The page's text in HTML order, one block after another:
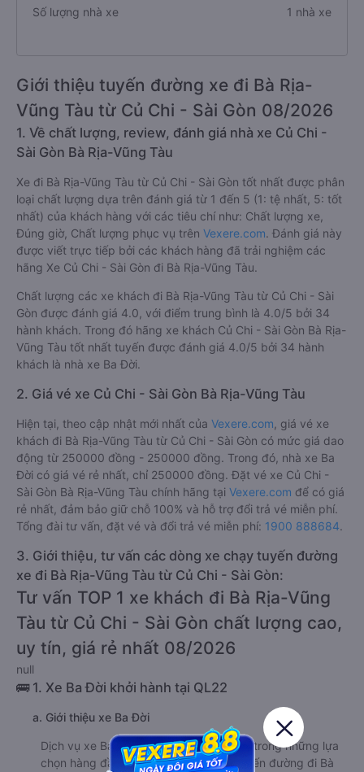
Số lượng nhà xe 1 nhà xe
Giới thiệu tuyến đường xe đi Bà Rịa-
Vũng Tàu từ Củ Chi - Sài Gòn 08/2026
1. Về chất lượng, review, đánh giá nhà xe Củ Chi -
Sài Gòn Bà Rịa-Vũng Tàu
Xe đi Bà Rịa-Vũng Tàu từ Củ Chi - Sài Gòn tốt nhất được phân
loại chất lượng dựa trên đánh giá từ 1 đến 5 (1: tệ nhất, 5: tốt
nhất) của khách hàng với các tiêu chí như: Chất lượng xe,
Đúng giờ, Chất lượng phục vụ trên Vexere.com. Đánh giá này
được viết trực tiếp bởi các khách hàng đã trải nghiệm các
hãng Xe Củ Chi - Sài Gòn đi Bà Rịa-Vũng Tàu.
Chất lượng các xe khách đi Bà Rịa-Vũng Tàu từ Củ Chi - Sài
Gòn được đánh giá 4.0, với điểm trung bình là 4.0/5 bởi 34
hành khách. Trong đó hãng xe khách Củ Chi - Sài Gòn Bà Rịa-
Vũng Tàu tốt nhất tuyến được đánh giá 4.0/5 bởi 34 hành
khách là nhà xe Ba Đời.
2. Giá vé xe Củ Chi - Sài Gòn Bà Rịa-Vũng Tàu
Hiện tại, theo cập nhật mới nhất của Vexere.com , giá vé xe
khách đi Bà Rịa-Vũng Tàu từ Củ Chi - Sài Gòn có mức giá dao
động từ 250000 đồng - 250000 đồng. Trong đó, nhà xe Ba
Đời có giá vé rẻ nhất, chỉ 250000 đồng. Đặt vé xe Củ Chi -
Sài Gòn Bà Rịa-Vũng Tàu chính hãng tại Vexere.com để có giá
rẻ nhất, đảm bảo giữ chỗ 100% và hỗ trợ đổi trả vé miễn phí.
Tổng đài tư vấn, đặt vé và đổi trả vé miễn phí: 1900 888684.
3. Giới thiệu, tư vấn các dòng xe chạy tuyến đường
xe đi Bà Rịa-Vũng Tàu từ Củ Chi - Sài Gòn:
Tư vấn TOP 1 xe khách đi Bà Rịa-Vũng
Tàu từ Củ Chi - Sài Gòn chất lượng cao,
uy tín, giá rẻ nhất 08/2026
null
🚌 1. Xe Ba Đời khởi hành tại QL22
a. Giới thiệu xe Ba Đời
Dịch vụ xe Ba Đời được đánh giá là một trong những lựa
chọn hàng đầu cho hành khách trên tuyến đường đi Bà